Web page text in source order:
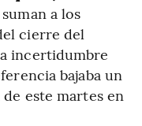
a los
cierre del
incertidumbre
bajaba un
de este martes en